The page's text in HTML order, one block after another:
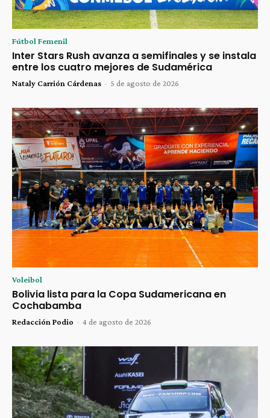
Fútbol Femenil
Inter Stars Rush avanza a semifinales y se instala
entre los cuatro mejores de Sudamérica
Nataly Carrión Cárdenas - 5 de agosto de 2026
Voleibol
Bolivia lista para la Copa Sudamericana en
Cochabamba
Redacción Podio - 4 de agosto de 2026